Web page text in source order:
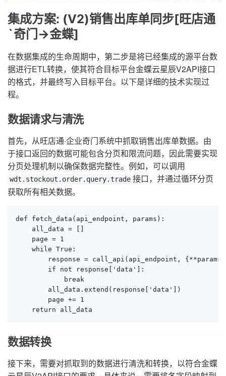
集成方案: (V2)销售出库单同步[旺店通
`奇门->金蝶]
在数据集成的生命周期中，第二步是将已经集成的源平台数
据进行ETL转换，使其符合目标平台金蝶云星辰V2API接口
的格式，并最终写入目标平台。以下是详细的技术实现过
程。
数据请求与清洗
首先，从旺店通·企业奇门系统中抓取销售出库单数据。由
于接口返回的数据可能包含分页和限流问题，因此需要实现
分页处理机制以确保数据完整性。例如，可以调用
wdt.stockout.order.query.trade 接口，并通过循环分页
获取所有相关数据。
def fetch_data(api_endpoint, params):
    all_data = []
    page = 1
    while True:
response = call_api(api_endpoint,
        if not response['data']:
            break
        all_data.extend(response['data'])
        page += 1
    return all_data
数据转换
接下来，需要对抓取到的数据进行清洗和转换，以符合金蝶